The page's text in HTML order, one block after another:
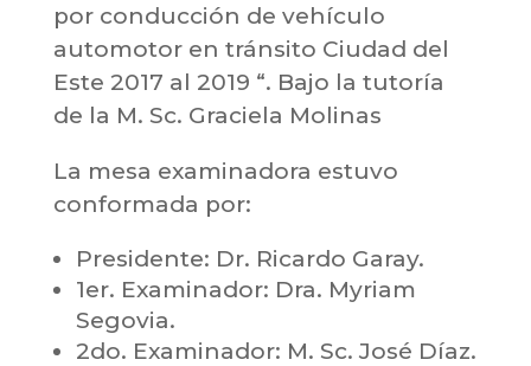
por conducción de vehículo
automotor en tránsito Ciudad del
Este 2017 al 2019 “. Bajo la tutoría
de la M. Sc. Graciela Molinas
La mesa examinadora estuvo
conformada por:
Presidente: Dr. Ricardo Garay.
1er. Examinador: Dra. Myriam
Segovia.
2do. Examinador: M. Sc. José Díaz.